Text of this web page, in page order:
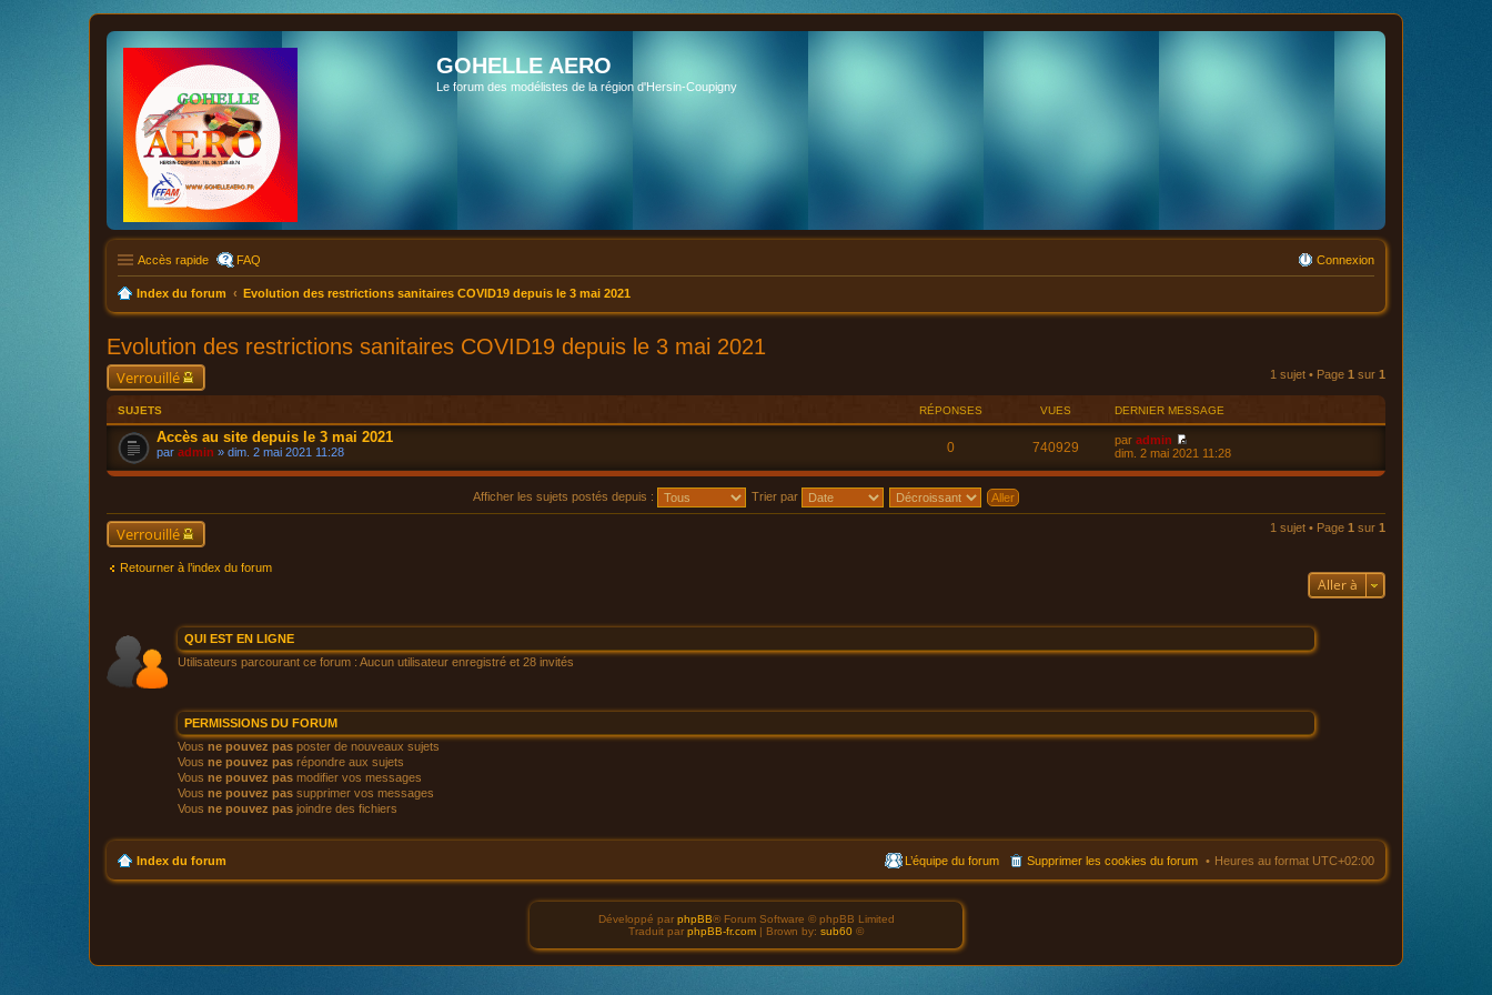
GOHELLE AERO
Le forum des modélistes de la région d'Hersin-Coupigny
Accès rapide FAQ Connexion
Index du forum Evolution des restrictions sanitaires COVID19 depuis le 3 mai 2021
Evolution des restrictions sanitaires COVID19 depuis le 3 mai 2021
Verrouillé 1 sujet • Page 1 sur 1
SUJETS RÉPONSES VUES DERNIER MESSAGE
Accès au site depuis le 3 mai 2021
par admin » dim. 2 mai 2021 11:28 0 740929 par admin
V
i
e
m
s
dim. 2 mai 2021 11:28
Afficher les sujets postés depuis : Trier par
Verrouillé 1 sujet • Page 1 sur 1
Retourner à l’index du forum
Aller à
QUI EST EN LIGNE
Utilisateurs parcourant ce forum : Aucun utilisateur enregistré et 28 invités
PERMISSIONS DU FORUM
Vous ne pouvez pas poster de nouveaux sujets
Vous ne pouvez pas répondre aux sujets
Vous ne pouvez pas modifier vos messages
Vous ne pouvez pas supprimer vos messages
Vous ne pouvez pas joindre des fichiers
Index du forum Heures au format UTC+02:00
Supprimer les cookies du forum
L’équipe du forum
Développé par phpBB® Forum Software © phpBB Limited
Traduit par phpBB-fr.com | Brown by: sub60 ©